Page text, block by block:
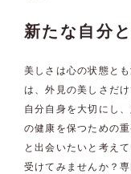
新たな自分
美しさは心の状態と
は、外見の美しさだ
自分自身を大切にし
の健康を保つための
と出会いたいと考え
受けてみませんか？